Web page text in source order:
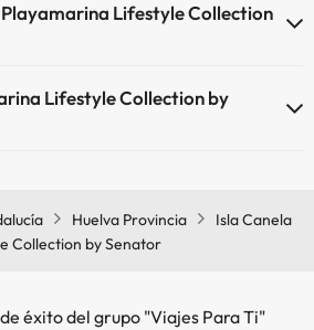
comunes.
Lifestyle Collection
Lifestyle Collection by
Huelva Provincia
Isla Canela
Collection by Senator
éxito del grupo "Viajes Para Ti"